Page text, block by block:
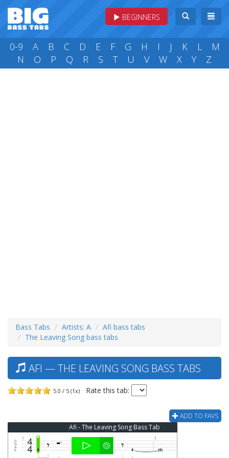
BEGINNERS
0-9 A B C D E F G H I J K L
M
N
O P Q R S T U V W X Y Z
Bass Tabs Artists: A
Afi bass tabs
The Leaving Song bass tabs
AFI — THE LEAVING SONG BASS TABS
5.0 / 5 (1x) Rate this tab:
ADD TO FAVS
Afi - The Leaving Song Bass Tab